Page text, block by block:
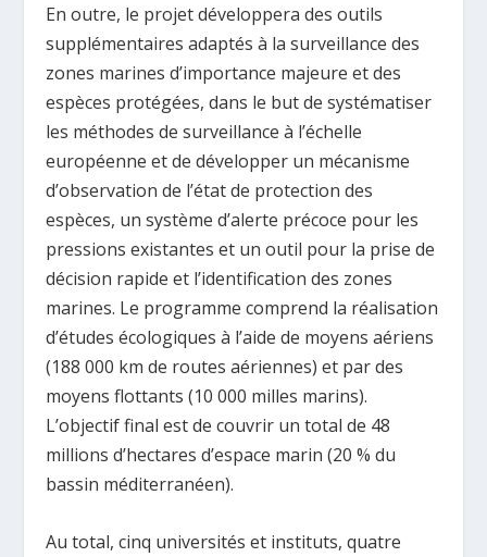
En outre, le projet développera des outils
supplémentaires adaptés à la surveillance des
zones marines d’importance majeure et des
espèces protégées, dans le but de systématiser
les méthodes de surveillance à l’échelle
européenne et de développer un mécanisme
d’observation de l’état de protection des
espèces, un système d’alerte précoce pour les
pressions existantes et un outil pour la prise de
décision rapide et l’identification des zones
marines. Le programme comprend la réalisation
d’études écologiques à l’aide de moyens aériens
(188 000 km de routes aériennes) et par des
moyens flottants (10 000 milles marins).
L’objectif final est de couvrir un total de 48
millions d’hectares d’espace marin (20 % du
bassin méditerranéen).
Au total, cinq universités et instituts, quatre